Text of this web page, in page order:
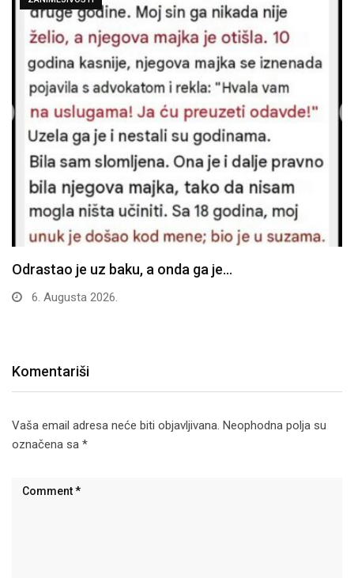
Odrastao je uz baku, a onda ga je…
6. Augusta 2026.
Komentariši
Vaša email adresa neće biti objavljivana. Neophodna polja su
označena sa *